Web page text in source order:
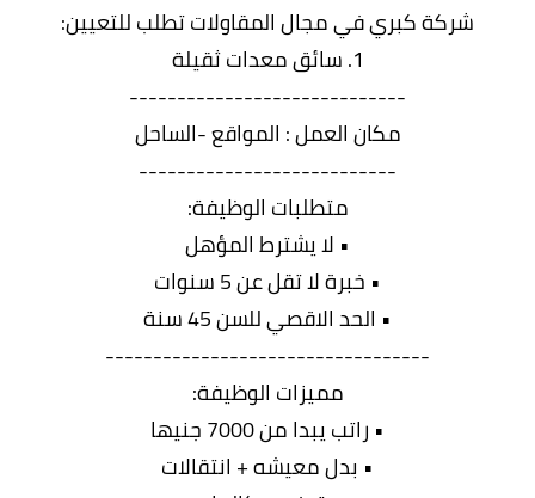
شركة كبري في مجال المقاولات تطلب للتعيين:
1. سائق معدات ثقيلة
-----------------------------
مكان العمل : المواقع -الساحل
---------------------------
متطلبات الوظيفة:
• لا يشترط المؤهل
• خبرة لا تقل عن 5 سنوات
• الحد الاقصي للسن 45 سنة
----------------------------------
مميزات الوظيفة:
• راتب يبدا من 7000 جنيها
• بدل معيشه + انتقالات